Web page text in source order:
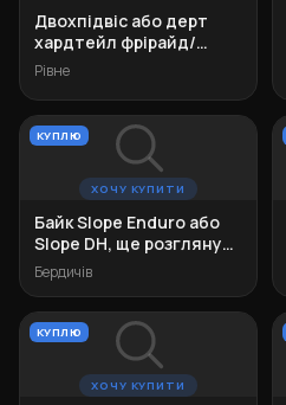
Двохпідвіс або дерт
хардтейл фрірайд/
ендуро
Рівне
ХОЧУ КУПИТИ
КУПЛЮ
Байк Slope Enduro або
Slope DH, ще розгляну
Dartmoor Hornet Pro
Бердичів
ХОЧУ КУПИТИ
КУПЛЮ